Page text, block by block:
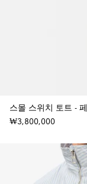
스몰 스위치 토트 -
₩3,800,000